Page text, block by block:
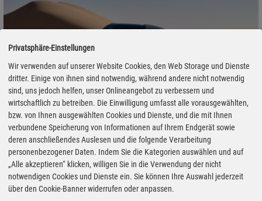
Tokio 2025: Nissan zeigt wieder einen Patrol
29.10.2025 - Nissan präsentiert auf der Japan Mobility Show (–
Privatsphäre-Einstellungen
Wir verwenden auf unserer Website Cookies, den Web Storage und Dienste
dritter. Einige von ihnen sind notwendig, während andere nicht notwendig
sind, uns jedoch helfen, unser Onlineangebot zu verbessern und
wirtschaftlich zu betreiben. Die Einwilligung umfasst alle vorausgewählten,
bzw. von Ihnen ausgewählten Cookies und Dienste, und die mit Ihnen
verbundene Speicherung von Informationen auf Ihrem Endgerät sowie
deren anschließendes Auslesen und die folgende Verarbeitung
personenbezogener Daten. Indem Sie die Kategorien auswählen und auf
„Alle akzeptieren“ klicken, willigen Sie in die Verwendung der nicht
notwendigen Cookies und Dienste ein. Sie können Ihre Auswahl jederzeit
über den Cookie-Banner widerrufen oder anpassen.